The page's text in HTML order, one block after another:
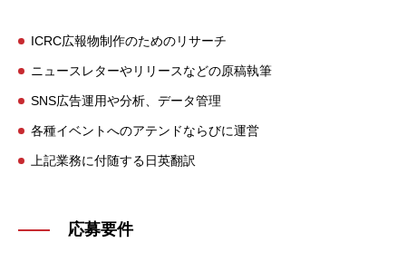
ICRC広報物制作のためのリサーチ
ニュースレターやリリースなどの原稿執筆
SNS広告運用や分析、データ管理
各種イベントへのアテンドならびに運営
上記業務に付随する日英翻訳
応募要件